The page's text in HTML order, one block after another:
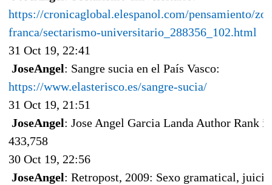
https://cronicaglobal.elespanol.com/pensamiento/
franca/sectarismo-universitario_288356_102.html
31 Oct 19, 22:41
JoseAngel: Sangre sucia en el País Vasco:
https://www.elasterisco.es/sangre-sucia/
31 Oct 19, 21:51
JoseAngel: Jose Angel Garcia Landa Author Rank
433,758
30 Oct 19, 22:56
JoseAngel: Retropost, 2009: Sexo gramatical,